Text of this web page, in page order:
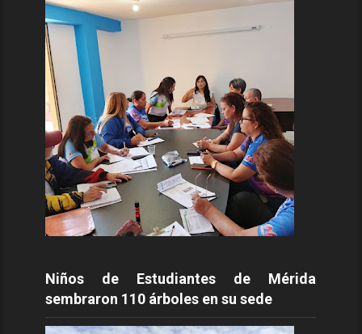
Niños de Estudiantes de Mérida
sembraron 110 árboles en su sede